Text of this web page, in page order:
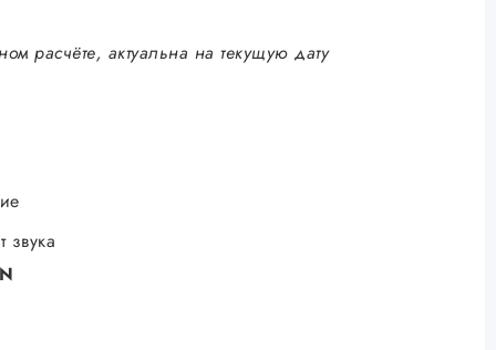
расчёте, актуальна на текущую дату
звука